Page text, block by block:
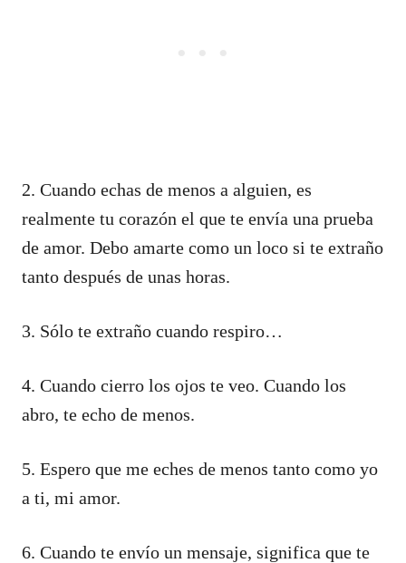
2. Cuando echas de menos a alguien, es
realmente tu corazón el que te envía una prueba
de amor. Debo amarte como un loco si te extraño
tanto después de unas horas.
3. Sólo te extraño cuando respiro…
4. Cuando cierro los ojos te veo. Cuando los
abro, te echo de menos.
5. Espero que me eches de menos tanto como yo
a ti, mi amor.
6. Cuando te envío un mensaje, significa que te